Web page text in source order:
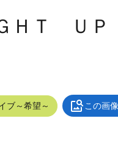
ＨＴ Ｕ
ブ～希望～ この画